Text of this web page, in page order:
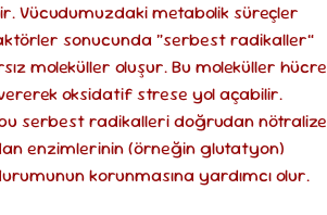
Vücudumuzdaki metabolik süreçler
sonucunda “serbest radikaller”
moleküller oluşur. Bu moleküller hücre
oksidatif strese yol açabilir.
serbest radikalleri doğrudan nötralize
enzimlerinin (örneğin glutatyon)
korunmasına yardımcı olur.